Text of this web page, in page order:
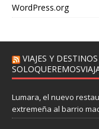
WordPress.org
VIAJES Y
Lumara, el nuevo
extremeña al barrio